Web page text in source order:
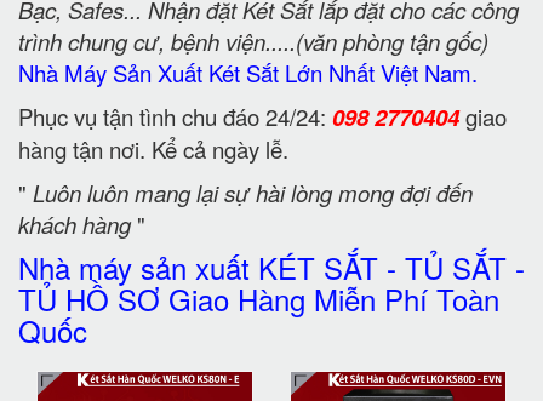
Bạc, Safes... Nhận đặt Két Sắt lắp đặt cho các công
trình chung cư, bệnh viện.....(văn phòng tận gốc)
Nhà Máy Sản Xuất Két Sắt Lớn Nhất Việt Nam.
Phục vụ tận tình chu đáo 24/24: 098 2770404giao
hàng tận nơi. Kể cả ngày lễ.
" Luôn luôn mang lại sự hài lòng mong đợi đến
khách hàng"
Nhà máy sản xuất KÉT SẮT - TỦ SẮT -
TỦ HỒ SƠ Giao Hàng Miễn Phí Toàn
Quốc